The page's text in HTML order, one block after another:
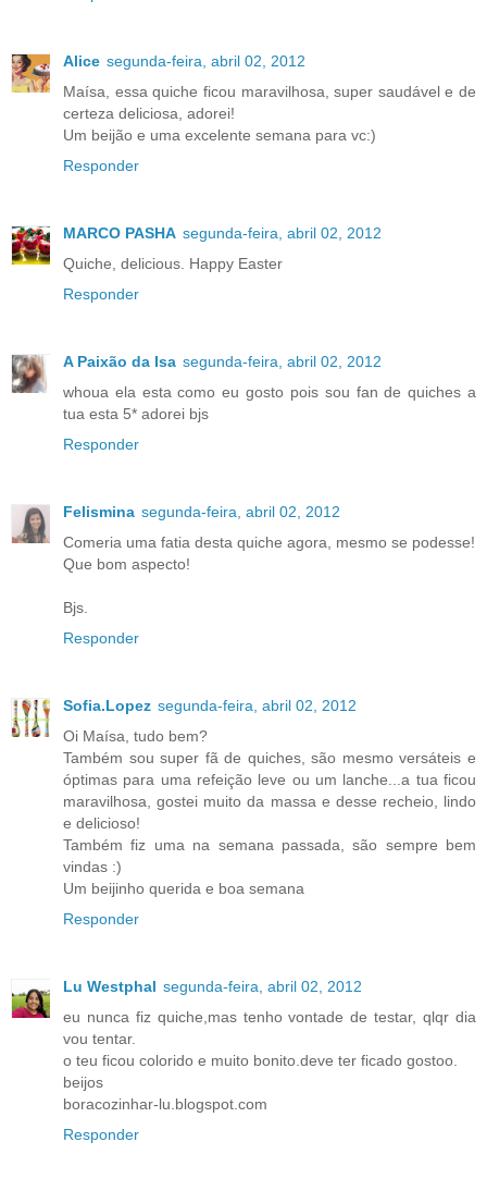
Alice segunda-feira, abril 02, 2012
Maísa, essa quiche ficou maravilhosa, super saudável e de
certeza deliciosa, adorei!
Um beijão e uma excelente semana para vc:)
Responder
MARCO PASHA segunda-feira, abril 02, 2012
Quiche, delicious. Happy Easter
Responder
A Paixão da Isa segunda-feira, abril 02, 2012
whoua ela esta como eu gosto pois sou fan de quiches a
tua esta 5* adorei bjs
Responder
Felismina segunda-feira, abril 02, 2012
Comeria uma fatia desta quiche agora, mesmo se podesse!
Que bom aspecto!
Bjs.
Responder
Sofia.Lopez segunda-feira, abril 02, 2012
Oi Maísa, tudo bem?
Também sou super fã de quiches, são mesmo versáteis e
óptimas para uma refeição leve ou um lanche...a tua ficou
maravilhosa, gostei muito da massa e desse recheio, lindo
e delicioso!
Também fiz uma na semana passada, são sempre bem
vindas :)
Um beijinho querida e boa semana
Responder
Lu Westphal segunda-feira, abril 02, 2012
eu nunca fiz quiche,mas tenho vontade de testar, qlqr dia
vou tentar.
o teu ficou colorido e muito bonito.deve ter ficado gostoo.
beijos
boracozinhar-lu.blogspot.com
Responder